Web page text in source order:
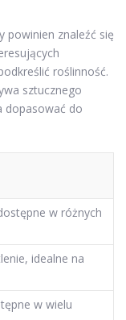
powinien znaleźć się
roślinność.
sztucznego
dopasować do
w różnych
idealne na
w wielu